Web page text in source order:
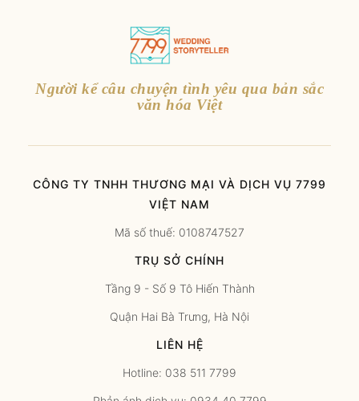
Người kể câu chuyện tình yêu qua bản sắc
văn hóa Việt
CÔNG TY TNHH THƯƠNG MẠI VÀ DỊCH VỤ 7799
VIỆT NAM
Mã số thuế: 0108747527
TRỤ SỞ CHÍNH
Tầng 9 - Số 9 Tô Hiến Thành
Quận Hai Bà Trưng, Hà Nội
LIÊN HỆ
Hotline: 038 511 7799